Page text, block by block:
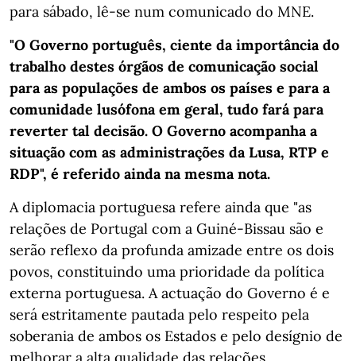
para sábado, lê-se num comunicado do MNE.
"O Governo português, ciente da importância do
trabalho destes órgãos de comunicação social
para as populações de ambos os países e para a
comunidade lusófona em geral, tudo fará para
reverter tal decisão. O Governo acompanha a
situação com as administrações da Lusa, RTP e
RDP", é referido ainda na mesma nota.
A diplomacia portuguesa refere ainda que "as
relações de Portugal com a Guiné-Bissau são e
serão reflexo da profunda amizade entre os dois
povos, constituindo uma prioridade da política
externa portuguesa. A actuação do Governo é e
será estritamente pautada pelo respeito pela
soberania de ambos os Estados e pelo desígnio de
melhorar a alta qualidade das relações